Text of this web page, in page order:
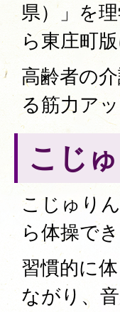
県）」を
ら東庄町
高齢者の
る筋力ア
こじ
こじゅり
ら体操で
習慣的に
ながり、